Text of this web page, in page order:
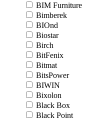
BIM Furniture
Bimberek
BIOnd
Biostar
Birch
BitFenix
Bitmat
BitsPower
BIWIN
Bixolon
Black Box
Black Point